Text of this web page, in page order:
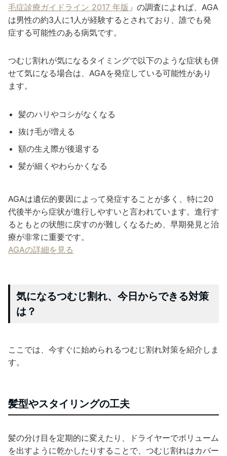
毛症診療ガイドライン 2017 年版 」の調査によれば、AGA
は男性の約3人に1人が経験するとされており、誰でも発
症する可能性のある病気です。
つむじ割れが気になるタイミングで以下のような症状も併
せて気になる場合は、AGAを発症している可能性があり
ます。
髪のハリやコシがなくなる
抜け毛が増える
額の生え際が後退する
髪が細くやわらかくなる
AGAは遺伝的要因によって発症することが多く、特に20
代後半から症状が進行しやすいと言われています。進行す
るともとの状態に戻すのが難しくなるため、早期発見と治
療が非常に重要です。
AGAの詳細を見る
気になるつむじ割れ、今日からできる対策
は？
ここでは、今すぐに始められるつむじ割れ対策を紹介しま
す。
髪型やスタイリングの工夫
髪の分け目を定期的に変えたり、ドライヤーでボリューム
を出すように乾かしたりすることで、つむじ割れはカバー